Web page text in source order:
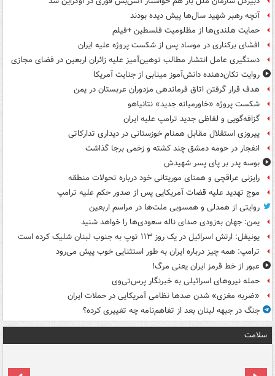
آنچه رهبر شهید سال‌ها پیش دیده بودند
حمایت هلندی‌ها از مظلومیت فلسطین +فیلم
افشای برکناری در موساد پس از شکست پروژه علیه ایران
دستگیری عامل انتشار مطالب توهین‌آمیز علیه زائران اربعین در فضای مجازی
روایت تکان‌دهنده دانش‌آموز مینابی از جنایت آمریکا
هدف قرار گرفتن اتاق‌ فرماندهی مزدوران عربستان در یمن
شکست پروژه «خاورمیانه جدید» نتانیاهو
گزافه‌گویی و لفاظی جدید ترامپ علیه ایران
پیروزی استقلال مقابل همنام خوزستانی در دیداری تدارکاتی
انفجار در حومه دمشق چند کشته و زخمی برجا گذاشت
بوسه‌ پدر بر پای پسر شهیدش
رایزنی عراقچی و همتای موریتانی خود درباره تحولات منطقه
موج تهدید علیه قضات آمریکایی پس از صدور حکم علیه ترامپ
روایتی از همدلی و همسویی ملت‌ها در مراسم اربعین
یمن: جهان به‌زودی صدای ناله سعودی‌ها را خواهد شنید
یونیفل: ارتش اسرائیل در یک روز ۱۱۳ توپ به جنوب لبنان شلیک کرده است
ترامپ: همه چیز درباره ایران به طور استثنایی خوب پیش می‌رود
عبور از خط قرمز ایران یعنی مرگ!
حمله نیروهای اسرائیلی به خبرنگار پرس‌تی‌وی
«ضربه مغزی» شدن صدها نظامی آمریکایی در حملات ایران
جنگ در جبهه لبنان بعد از تفاهم‌نامه چه تغییری کرده؟
سلامت